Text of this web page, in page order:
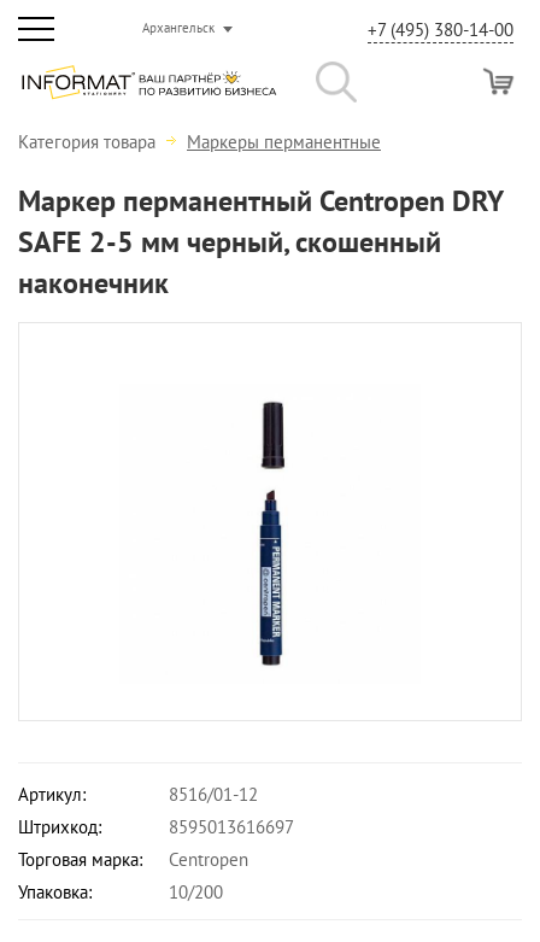
Архангельск +7 (495) 380-14-00
Категория товара Маркеры перманентные
Маркер перманентный Centropen DRY
SAFE 2-5 мм черный, скошенный
наконечник
Артикул:
8516/01-12
Штрихкод:
8595013616697
Торговая марка:
Centropen
Упаковка:
10/200